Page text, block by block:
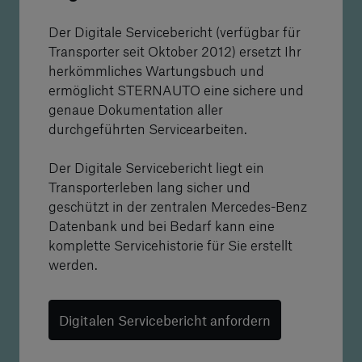
Der Digitale Servicebericht (verfügbar für
Transporter seit Oktober 2012) ersetzt Ihr
herkömmliches Wartungsbuch und
ermöglicht STERNAUTO eine sichere und
genaue Dokumentation aller
durchgeführten Servicearbeiten.
Der Digitale Servicebericht liegt ein
Transporterleben lang sicher und
geschützt in der zentralen Mercedes-Benz
Datenbank und bei Bedarf kann eine
komplette Servicehistorie für Sie erstellt
werden.
Digitalen Servicebericht anfordern